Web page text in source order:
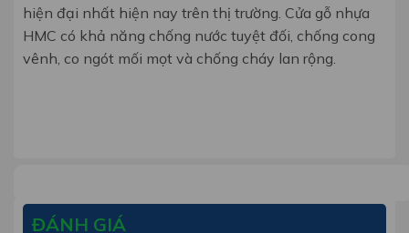
hiện đại nhất hiện nay trên thị trường. Cửa gỗ nhựa
HMC có khả năng chống nước tuyệt đối, chống cong
vênh, co ngót mối mọt và chống cháy lan rộng.
ĐÁNH GIÁ